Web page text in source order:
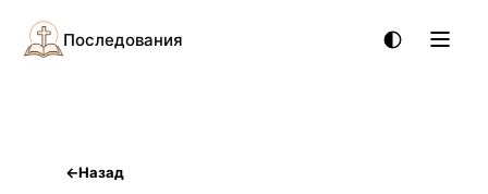
Последования
←Назад